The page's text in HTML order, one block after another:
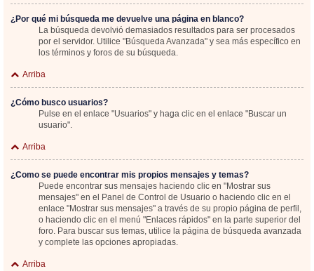
¿Por qué mi búsqueda me devuelve una página en blanco?
La búsqueda devolvió demasiados resultados para ser procesados
por el servidor. Utilice "Búsqueda Avanzada" y sea más específico en
los términos y foros de su búsqueda.
Arriba
¿Cómo busco usuarios?
Pulse en el enlace "Usuarios" y haga clic en el enlace "Buscar un
usuario".
Arriba
¿Como se puede encontrar mis propios mensajes y temas?
Puede encontrar sus mensajes haciendo clic en "Mostrar sus
mensajes" en el Panel de Control de Usuario o haciendo clic en el
enlace "Mostrar sus mensajes" a través de su propio página de perfil,
o haciendo clic en el menú "Enlaces rápidos" en la parte superior del
foro. Para buscar sus temas, utilice la página de búsqueda avanzada
y complete las opciones apropiadas.
Arriba